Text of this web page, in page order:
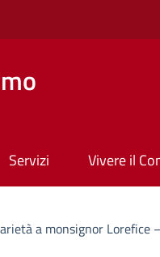
Servizi Vivere il
a monsignor Lorefice